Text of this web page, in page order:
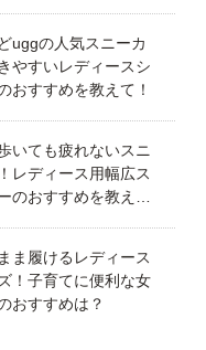
uggの人気スニーカ
やすいレディースシ
おすすめを教えて！
いても疲れないスニ
レディース用幅広ス
のおすすめを教え
ま履けるレディース
！子育てに便利な女
おすすめは？